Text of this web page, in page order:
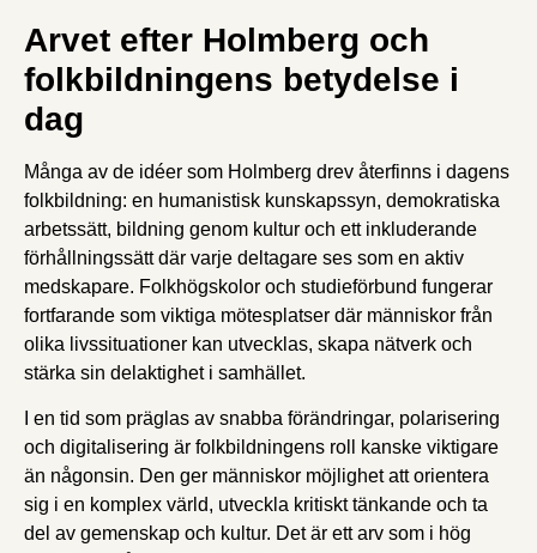
Arvet efter Holmberg och
folkbildningens betydelse i
dag
Många av de idéer som Holmberg drev återfinns i dagens
folkbildning: en humanistisk kunskapssyn, demokratiska
arbetssätt, bildning genom kultur och ett inkluderande
förhållningssätt där varje deltagare ses som en aktiv
medskapare. Folkhögskolor och studieförbund fungerar
fortfarande som viktiga mötesplatser där människor från
olika livssituationer kan utvecklas, skapa nätverk och
stärka sin delaktighet i samhället.
I en tid som präglas av snabba förändringar, polarisering
och digitalisering är folkbildningens roll kanske viktigare
än någonsin. Den ger människor möjlighet att orientera
sig i en komplex värld, utveckla kritiskt tänkande och ta
del av gemenskap och kultur. Det är ett arv som i hög